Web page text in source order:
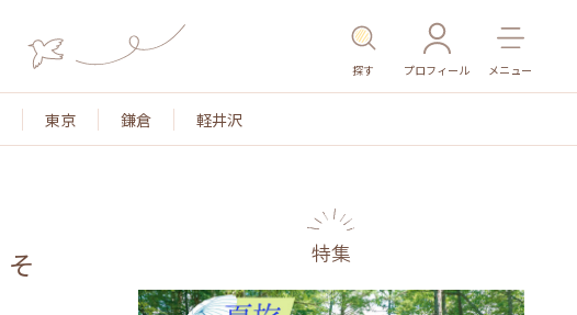
探す プロフィール メニュー
東京 鎌倉 軽井沢
そ
特集